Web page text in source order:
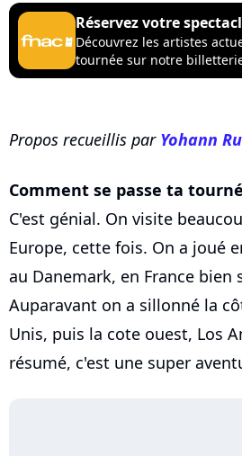
Réservez votre
Découvrez les artistes
tournée sur notre
Propos recueillis par Yohann
Comment se passe ta
C'est génial. On visite
Europe, cette fois. On a joué
au Danemark, en France bien
Auparavant on a sillonné la
Unis, puis la cote ouest, Los
résumé, c'est une super